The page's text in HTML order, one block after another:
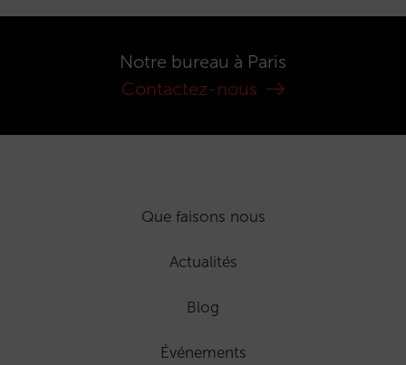
Notre bureau à Paris
Contactez-nous
Que faisons nous
Actualités
Blog
Événements